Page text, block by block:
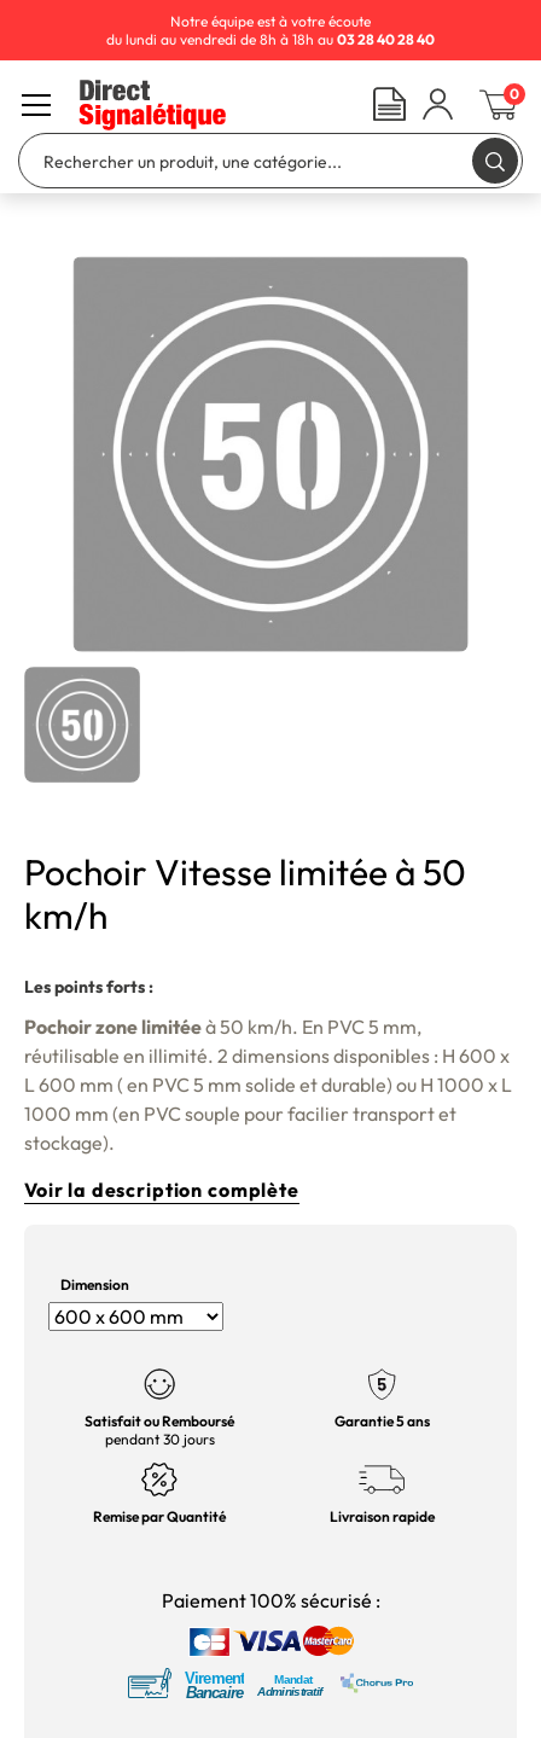
Pochoir Vitesse limitée à 50
km/h
Les points forts :
Pochoir zone limitéeà 50 km/h. En PVC 5 mm,
réutilisable en illimité. 2 dimensions disponibles : H 600 x
L 600 mm ( en PVC 5 mm solide et durable) ou H 1000 x L
1000 mm (en PVC souple pour facilier transport et
stockage).
Voir la description complète
Dimension
Satisfait ou Remboursé
pendant 30 jours
Garantie 5 ans
Remise par Quantité Livraison rapide
Paiement 100% sécurisé :
Notre équipe est à votre écoute
du lundi au vendredi de 8h à 18h au 03 28 40 28 40
0